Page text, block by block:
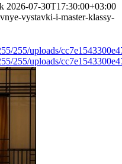
2026-07-30T17:30:00+03:00
vystavki-i-master-klassy-
255/uploads/
255/uploads/